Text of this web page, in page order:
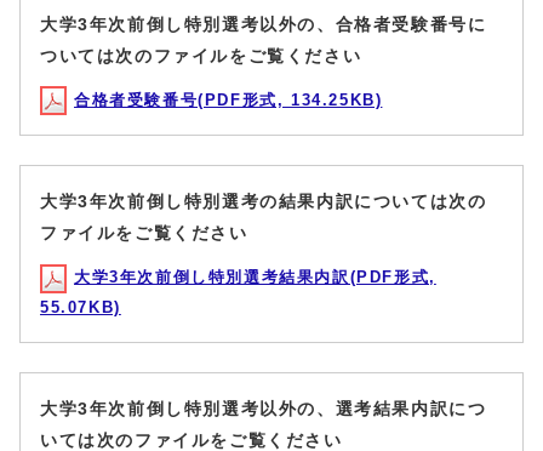
大学3年次前倒し特別選考以外の、合格者受験番号に
ついては次のファイルをご覧ください
合格者受験番号(PDF形式, 134.25KB)
大学3年次前倒し特別選考の結果内訳については次の
ファイルをご覧ください
大学3年次前倒し特別選考結果内訳(PDF形式,
55.07KB)
大学3年次前倒し特別選考以外の、選考結果内訳につ
いては次のファイルをご覧ください